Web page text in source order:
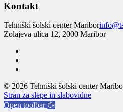
Kontakt
Tehniški šolski center Maribor
Zolajeva ulica 12, 2000 Maribor
© 2026 Tehniški šolski center
Stran za slepe in slabovidne
Open toolbar